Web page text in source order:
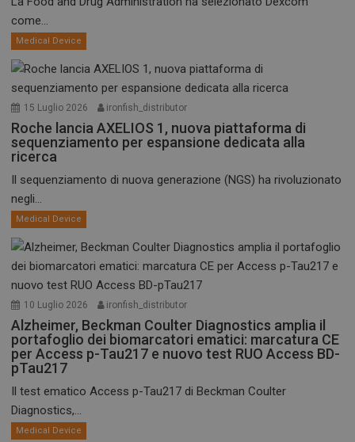
come...
Medical Device
15 Luglio 2026 ironfish_distributor
Roche lancia AXELIOS 1, nuova piattaforma di
sequenziamento per espansione dedicata alla
ricerca
Il sequenziamento di nuova generazione (NGS) ha rivoluzionato
negli...
Medical Device
10 Luglio 2026 ironfish_distributor
Alzheimer, Beckman Coulter Diagnostics amplia il
portafoglio dei biomarcatori ematici: marcatura CE
per Access p-Tau217 e nuovo test RUO Access BD-
pTau217
Il test ematico Access p-Tau217 di Beckman Coulter
Diagnostics,...
Medical Device